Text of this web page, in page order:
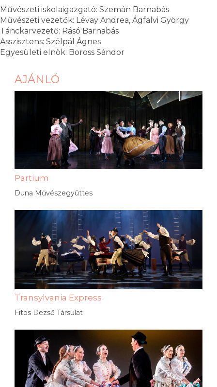
Művészeti iskolaigazgató: Szemán Barnabás
Művészeti vezetők: Lévay Andrea, Ágfalvi György
Tánckarvezető: Rásó Barnabás
Asszisztens: Szélpál Ágnes
Egyesületi elnök: Boross Sándor
AJÁNLÓ
Partium
Duna Művészegyüttes
Transylvania Express
Fitos Dezső Társulat